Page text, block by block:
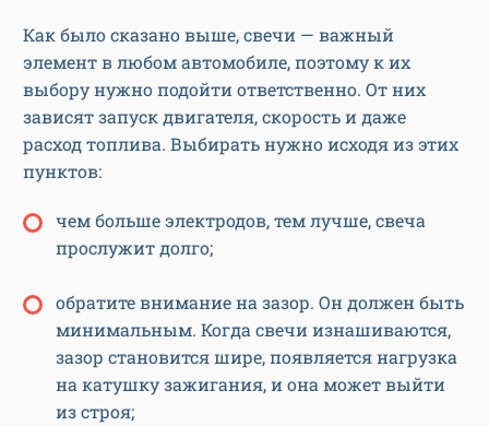
Как было сказано выше, свечи — важный
элемент в любом автомобиле, поэтому к их
выбору нужно подойти ответственно. От них
зависят запуск двигателя, скорость и даже
расход топлива. Выбирать нужно исходя из этих
пунктов:
чем больше электродов, тем лучше, свеча
прослужит долго;
обратите внимание на зазор. Он должен быть
минимальным. Когда свечи изнашиваются,
зазор становится шире, появляется нагрузка
на катушку зажигания, и она может выйти
из строя;